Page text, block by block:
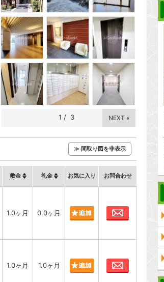
1 / 3 NEXT »
≫ 間取り図を非表示
敷金 礼金 お気に入り お問合わせ
1.0ヶ月 0.0ヶ月 お問合わせ
1.0ヶ月 1.0ヶ月 お問合わせ